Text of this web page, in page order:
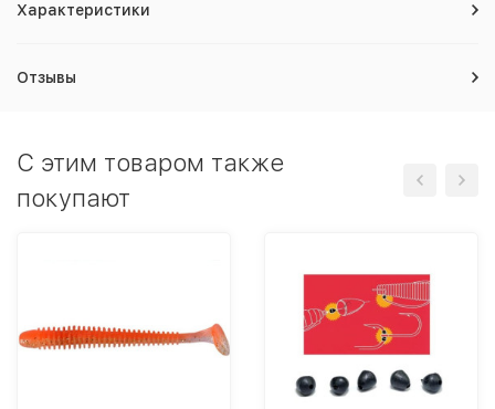
Характеристики
Отзывы
C этим товаром также
покупают